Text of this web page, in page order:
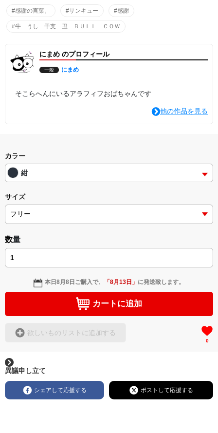
#感謝の言葉。 #サンキュー #感謝
#牛 うし 干支 丑 ＢＵＬＬ ＣＯＷ
にまめ のプロフィール
一般 にまめ
そこらへんにいるアラフィフおばちゃんです
他の作品を見る
カラー
紺
サイズ
数量
本日8月8日 ご購入で、 「8月13日 」 に発送致します。
カートに追加
欲しいものリストに追加する
0
異議申し立て
シェアして応援する ポストして応援する